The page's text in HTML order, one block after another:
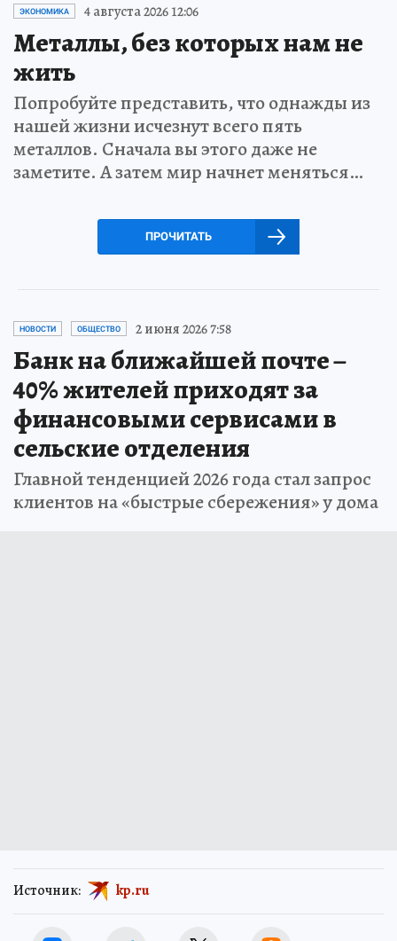
ЭКОНОМИКА 4 августа 2026 12:06
Металлы, без которых нам не
жить
Попробуйте представить, что однажды из
нашей жизни исчезнут всего пять
металлов. Сначала вы этого даже не
заметите. А затем мир начнет меняться…
ПРОЧИТАТЬ
НОВОСТИ ОБЩЕСТВО 2 июня 2026 7:58
Банк на ближайшей почте –
40% жителей приходят за
финансовыми сервисами в
сельские отделения
Главной тенденцией 2026 года стал запрос
клиентов на «быстрые сбережения» у дома
Источник: kp.ru